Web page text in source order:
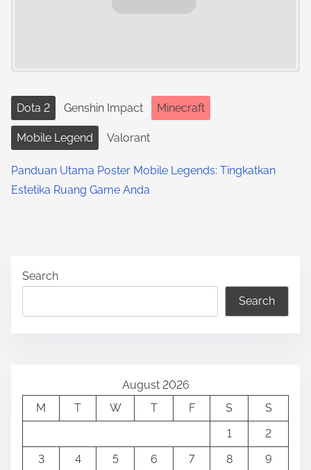
Dota 2 Genshin Impact Minecraft
Mobile Legend Valorant
Panduan Utama Poster Mobile Legends: Tingkatkan
Estetika Ruang Game Anda
Search
Search
August 2026
M
T W T F S
S
1
2
3
4 5 6 7 8
9